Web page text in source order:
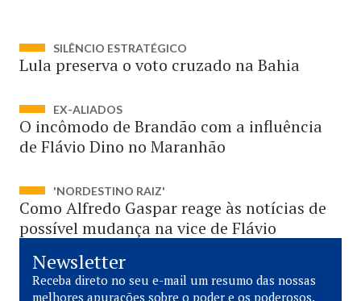
SILÊNCIO ESTRATÉGICO
Lula preserva o voto cruzado na Bahia
EX-ALIADOS
O incômodo de Brandão com a influência
de Flávio Dino no Maranhão
'NORDESTINO RAIZ'
Como Alfredo Gaspar reage às notícias de
possível mudança na vice de Flávio
Newsletter
Receba direto no seu e-mail um resumo das nossas
melhores apurações sobre o poder e os poderosos.